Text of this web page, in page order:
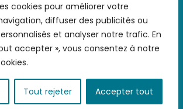
cookies pour améliorer votre
diffuser des publicités ou
et analyser notre trafic. En
accepter », vous consentez à notre
Tout rejeter Accepter tout
- CGV/CGU-Données
-Infos pratiques- FAQ